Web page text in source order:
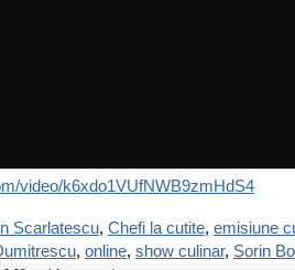
video/k6xdo1VUfNWB9zmHdS4
Scarlatescu, Chefi la cutite, emisiune
, online, show culinar, Sorin